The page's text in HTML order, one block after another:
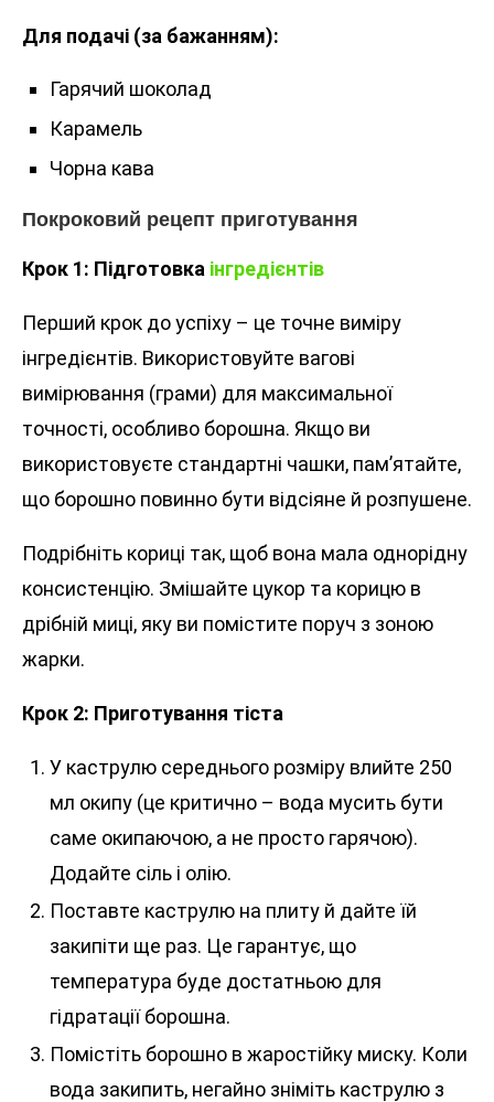
Для подачі (за бажанням):
Гарячий шоколад
Карамель
Чорна кава
Покроковий рецепт приготування
Крок 1: Підготовка інгредієнтів
Перший крок до успіху – це точне виміру
інгредієнтів. Використовуйте вагові
вимірювання (грами) для максимальної
точності, особливо борошна. Якщо ви
використовуєте стандартні чашки, пам’ятайте,
що борошно повинно бути відсіяне й розпушене.
Подрібніть кориці так, щоб вона мала однорідну
консистенцію. Змішайте цукор та корицю в
дрібній миці, яку ви помістите поруч з зоною
жарки.
Крок 2: Приготування тіста
У каструлю середнього розміру влийте 250
мл окипу (це критично – вода мусить бути
саме окипаючою, а не просто гарячою).
Додайте сіль і олію.
Поставте каструлю на плиту й дайте їй
закипіти ще раз. Це гарантує, що
температура буде достатньою для
гідратації борошна.
Помістіть борошно в жаростійку миску. Коли
вода закипить, негайно зніміть каструлю з